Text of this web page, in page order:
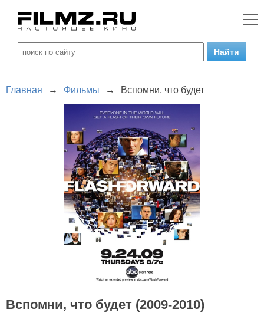
Главная → Фильмы → Вспомни, что будет
Вспомни, что будет (2009-2010)